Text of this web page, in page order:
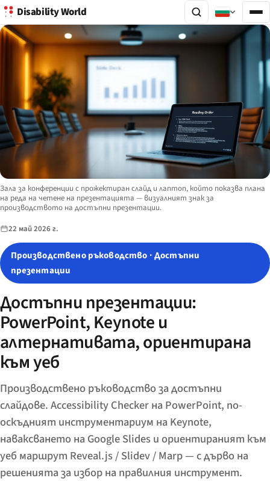
Disability World
Image description:
Зала за конференции с прожектиран слайд и лаптоп, който показва плана
на реда на четене на презентацията — визуалният знак за
производството на достъпни презентации.
22 май 2026 г.
Производствено ръководство · Достъпни
презентации
Достъпни презентации:
PowerPoint, Keynote и
алтернативата, ориентирана
към уеб
Производствено ръководство за достъпни
слайдове. Accessibility Checker на PowerPoint, по-
оскъдният инструментариум на Keynote,
наваксването на Google Slides и ориентираният към
уеб маршрут Reveal.js / Slidev / Marp — с дърво на
решенията за избор на правилния инструмент.